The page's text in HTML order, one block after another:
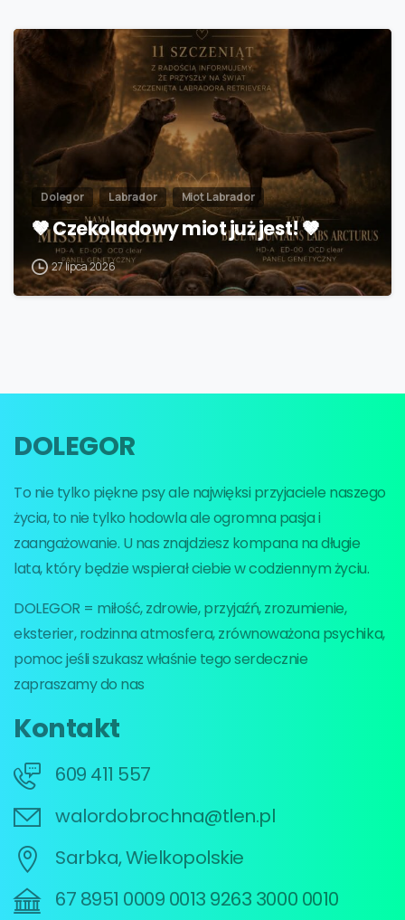
Dolegor Labrador Miot Labrador
🤎 Czekoladowy miot już jest! 🤎
27 lipca 2026
DOLEGOR
To nie tylko piękne psy ale najwięksi przyjaciele naszego
życia, to nie tylko hodowla ale ogromna pasja i
zaangażowanie. U nas znajdziesz kompana na długie
lata, który będzie wspierał ciebie w codziennym życiu.
DOLEGOR = miłość, zdrowie, przyjaźń, zrozumienie,
eksterier, rodzinna atmosfera, zrównoważona psychika,
pomoc jeśli szukasz właśnie tego serdecznie
zapraszamy do nas
Kontakt
609 411 557
walordobrochna@tlen.pl
Sarbka, Wielkopolskie
67 8951 0009 0013 9263 3000 0010